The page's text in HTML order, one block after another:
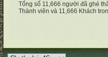
Tổng số 11,666 người đã ghé
Thành viên và 11,666 Khách